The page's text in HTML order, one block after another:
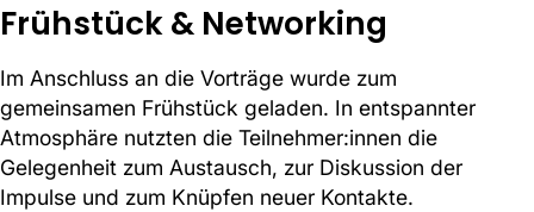
Frühstück & Networking
Im Anschluss an die Vorträge wurde zum
gemeinsamen Frühstück geladen. In entspannter
Atmosphäre nutzten die Teilnehmer:innen die
Gelegenheit zum Austausch, zur Diskussion der
Impulse und zum Knüpfen neuer Kontakte.